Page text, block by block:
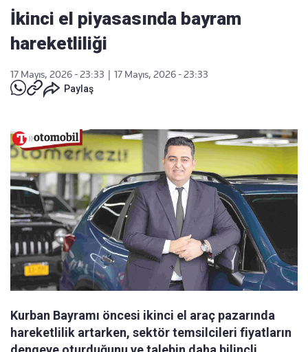
İkinci el piyasasında bayram
hareketliliği
17 Mayıs, 2026 - 23:33
17 Mayıs, 2026 - 23:33
Paylaş
Kurban Bayramı öncesi ikinci el araç pazarında
hareketlilik artarken, sektör temsilcileri fiyatların